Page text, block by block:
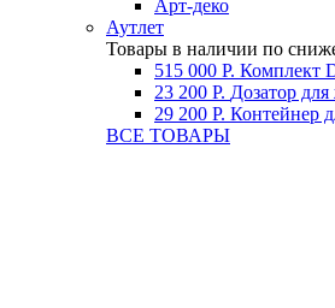
Арт-деко
Аутлет
Товары в наличии по
515 000 Р. Комплект
23 200 Р. Дозатор
29 200 Р. Контейнер
ВСЕ ТОВАРЫ